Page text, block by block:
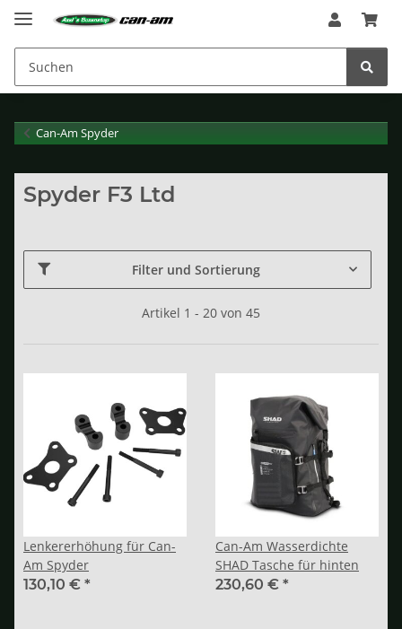
Can-Am Spyder
Spyder F3 Ltd
Filter und Sortierung
Artikel 1 - 20 von 45
Lenkererhöhung für Can-
Am Spyder
130,10 € *
Can-Am Wasserdichte
SHAD Tasche für hinten
230,60 € *